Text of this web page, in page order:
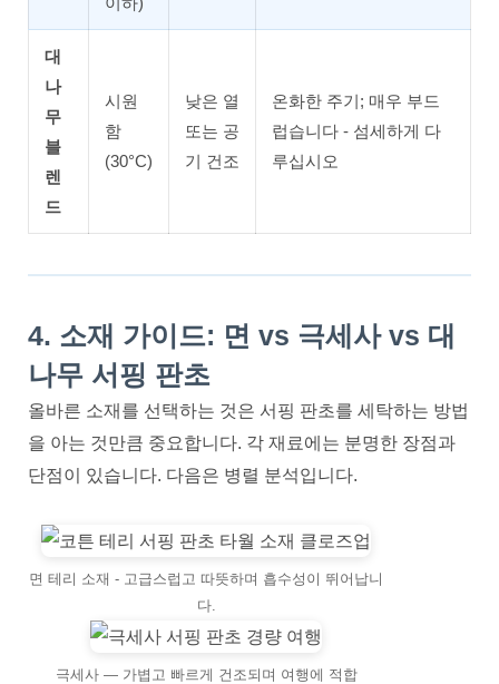
대
나
무
블
렌
드
시원
함
(30°C)
낮은 열
또는 공
기 건조
온화한 주기; 매우 부드
럽습니다 - 섬세하게 다
루십시오
4. 소재 가이드: 면 vs 극세사 vs 대
나무 서핑 판초
올바른 소재를 선택하는 것은 서핑 판초를 세탁하는 방법
을 아는 것만큼 중요합니다. 각 재료에는 분명한 장점과
단점이 있습니다. 다음은 병렬 분석입니다.
면 테리 소재 - 고급스럽고 따뜻하며 흡수성이 뛰어납니
다.
극세사 — 가볍고 빠르게 건조되며 여행에 적합